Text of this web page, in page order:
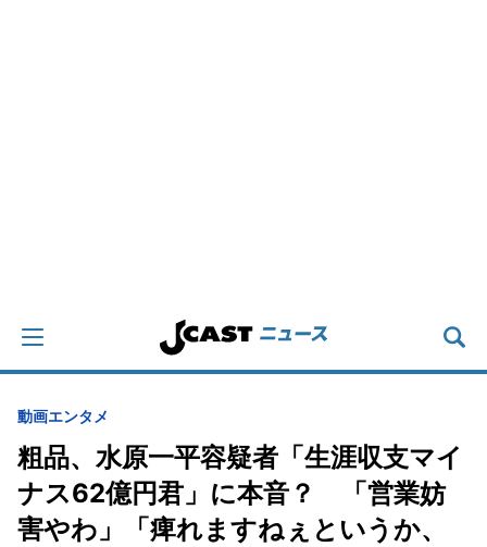
動画エンタメ
粗品、水原一平容疑者「生涯収支マイ
ナス62億円君」に本音？ 「営業妨
害やわ」「痺れますねぇというか、